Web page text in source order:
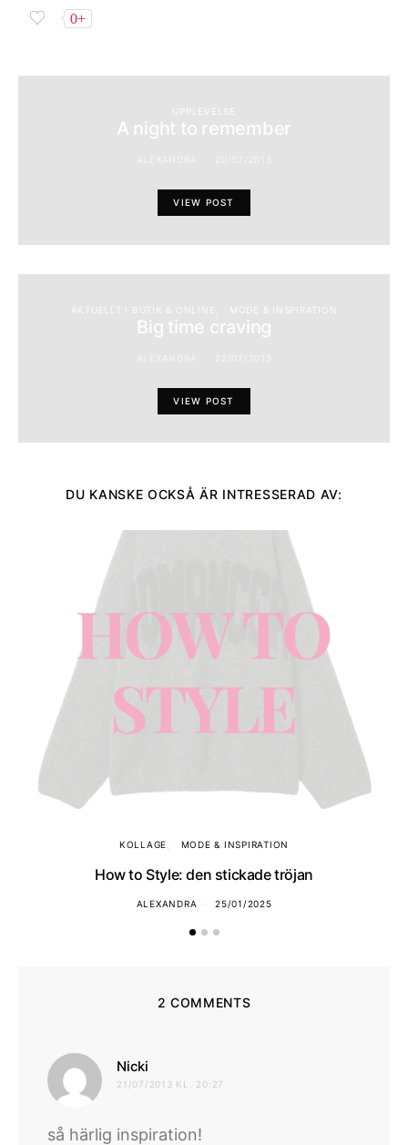
0+
UPPLEVELSE
A night to remember
VIEW POST
AKTUELLT I BUTIK & ONLINE MODE & INSPIRATION
Big time craving
VIEW POST
DU KANSKE OCKSÅ ÄR INTRESSERAD AV:
KOLLAGE MODE & INSPIRATION
How to Style: den stickade tröjan
ALEXANDRA 25/01/2025
2 COMMENTS
Nicki
21/07/2013 KL. 20:27
så härlig inspiration!